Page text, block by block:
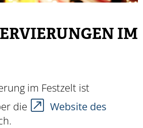
IM
im Festzelt ist
die
Website des